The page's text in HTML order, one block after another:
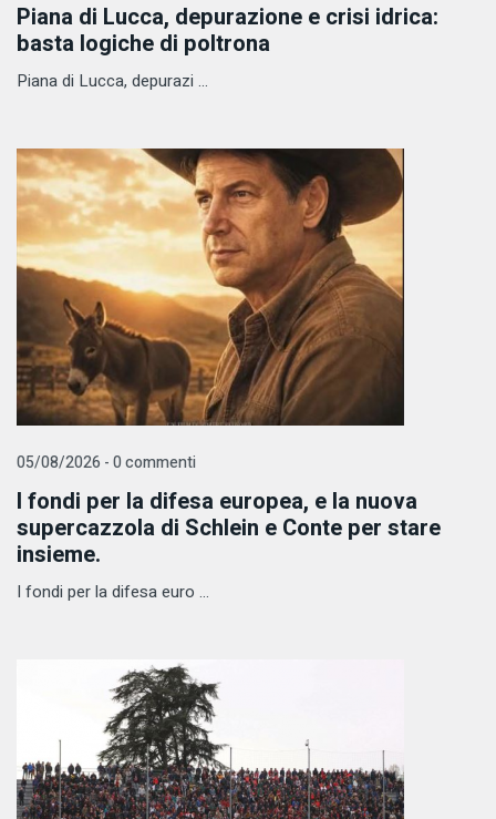
Piana di Lucca, depurazione e crisi idrica:
basta logiche di poltrona
Piana di Lucca, depurazi ...
05/08/2026 - 0 commenti
I fondi per la difesa europea, e la nuova
supercazzola di Schlein e Conte per stare
insieme.
I fondi per la difesa euro ...